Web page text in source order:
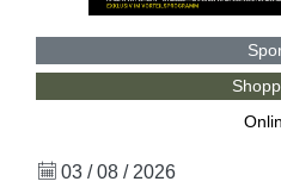
03 / 08 / 2026